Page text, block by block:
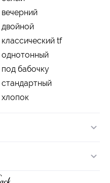
вечерний
двойной
классический tf
однотонный
под бабочку
стандартный
хлопок